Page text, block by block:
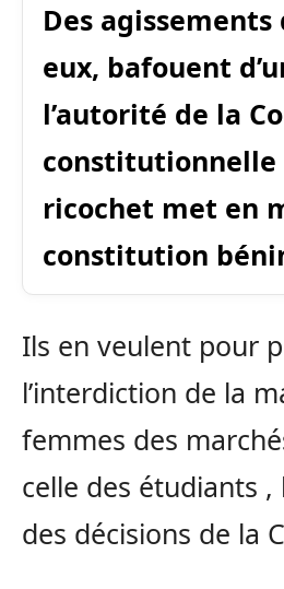
Des agissements
eux, bafouent
l’autorité de la
constitutionnelle
ricochet met en
constitution
Ils en veulent pour
l’interdiction de la
femmes des
celle des étudiants
des décisions de la